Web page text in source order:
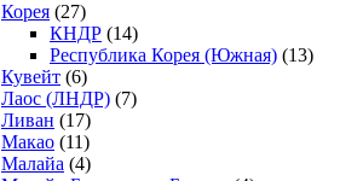
Корея (27)
КНДР (14)
Республика Корея (Южная) (13)
Кувейт (6)
Лаос (ЛНДР) (7)
Ливан (17)
Макао (11)
Малайа (4)